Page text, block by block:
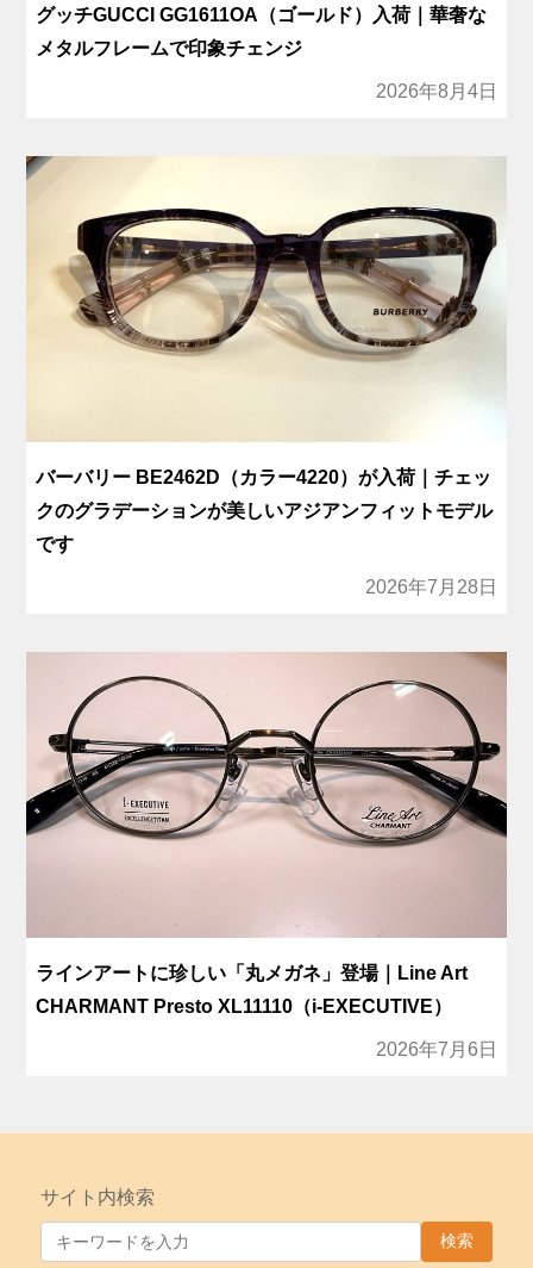
グッチGUCCI GG1611OA（ゴールド）入荷｜華奢な
メタルフレームで印象チェンジ
2026年8月4日
バーバリー BE2462D（カラー4220）が入荷｜チェッ
クのグラデーションが美しいアジアンフィットモデル
です
2026年7月28日
ラインアートに珍しい「丸メガネ」登場｜Line Art
CHARMANT Presto XL11110（i-EXECUTIVE）
2026年7月6日
サイト内検索
検索